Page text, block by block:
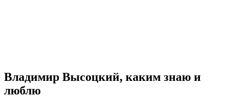
Владимир Высоцкий, каким знаю и
люблю